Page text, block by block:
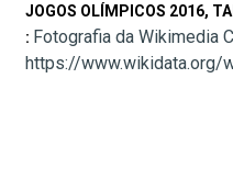
JOGOS OLÍMPICOS 2016,
: Fotografia da Wikimedia
https://www.wikidata.org/